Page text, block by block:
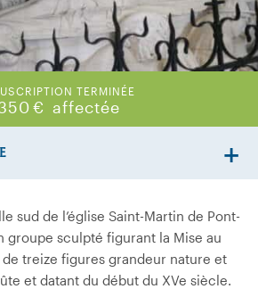
€
TERMINÉE
sud de l’église Saint-Martin de Pont-
groupe sculpté figurant la Mise au
treize figures grandeur nature et
et datant du début du XVe siècle.